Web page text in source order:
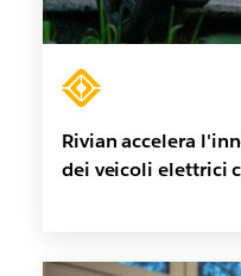
Rivian accelera
dei veicoli elettrici